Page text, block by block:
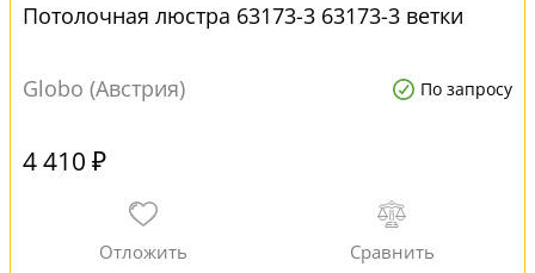
Потолочная люстра 63173-3 63173-3 ветки
Globo (Австрия) По запросу
4 410 ₽